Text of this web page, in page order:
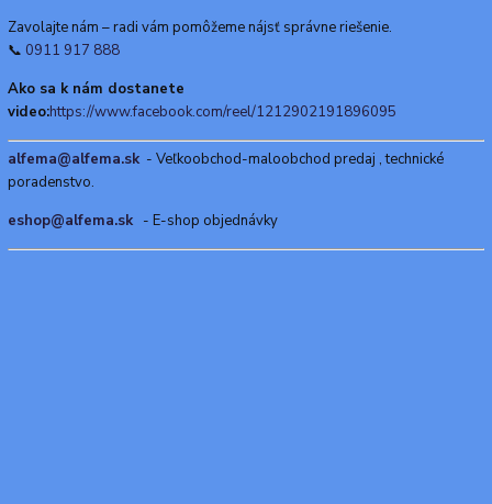
Zavolajte nám – radi vám pomôžeme nájsť správne riešenie.
📞 0911 917 888
Ako sa k nám dostanete
video:https://www.facebook.com/reel/1212902191896095
alfema@alfema.sk - Veľkoobchod-maloobchod predaj , technické
poradenstvo.
eshop@alfema.sk - E-shop objednávky